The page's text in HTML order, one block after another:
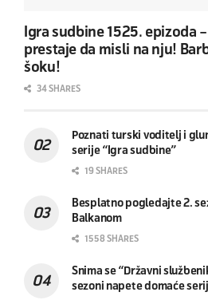
Igra sudbine 1525. epizoda
prestaje da misli na nju!
šoku!
34 SHARES
Poznati turski voditelj i
serije “Igra sudbine”
19 SHARES
Besplatno pogledajte 2.
Balkanom
1558 SHARES
Snima se “Državni
sezoni napete domaće